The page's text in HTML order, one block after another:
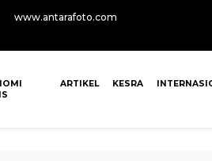
www.antarafoto.com
ARTIKEL KESRA